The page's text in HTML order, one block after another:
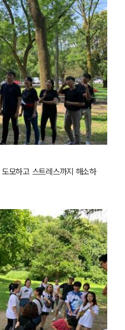
도모하고 스트레스까지 해소하